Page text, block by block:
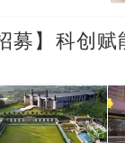
募】科创